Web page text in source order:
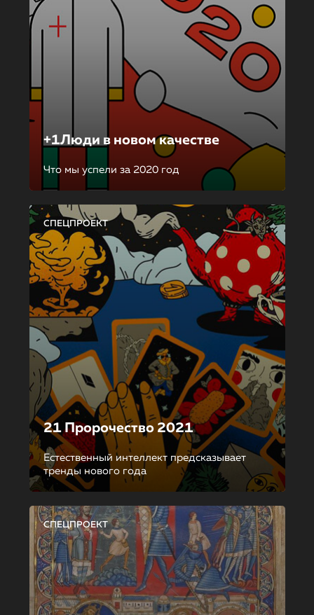
+1Люди в новом качестве
Что мы успели за 2020 год
СПЕЦПРОЕКТ
21 Пророчество 2021
Естественный интеллект предсказывает
тренды нового года
СПЕЦПРОЕКТ